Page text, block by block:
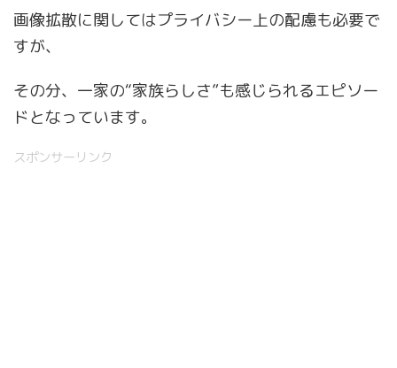
画像拡散に関してはプライバシー上の配慮も必要で
すが、
その分、一家の“家族らしさ”も感じられるエピソー
ドとなっています。
スポンサーリンク